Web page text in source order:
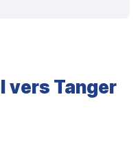
vers Tanger